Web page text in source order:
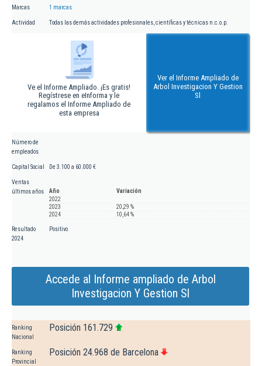
Marcas 1 marcas
Actividad Todas las demás actividades profesionales, científicas y técnicas n.c.o.p.
Ve el Informe Ampliado. ¡Es gratis!
Regístrese en eInforma y le
regalamos el Informe Ampliado de
esta empresa
Ver el Informe Ampliado de
Arbol Investigacion Y Gestion
Sl
Número de
empleados
Capital Social De 3.100 a 60.000 €
Ventas
últimos años
Año
Variación
2022
2023
20,29 %
2024
10,64 %
Resultado
2024
Positivo
Accede al Informe ampliado de Arbol
Investigacion Y Gestion Sl
Ranking
Nacional
Posición 161.729
Ranking
Provincial
Posición 24.968 de Barcelona